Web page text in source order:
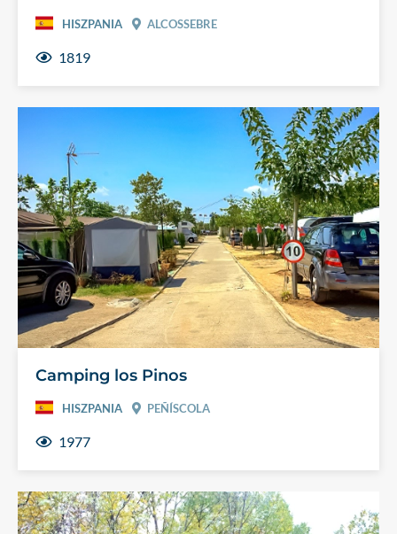
HISZPANIA ALCOSSEBRE
1819
Camping los Pinos
HISZPANIA PEÑÍSCOLA
1977